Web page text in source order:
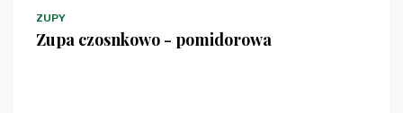
ZUPY
Zupa czosnkowo - pomidorowa